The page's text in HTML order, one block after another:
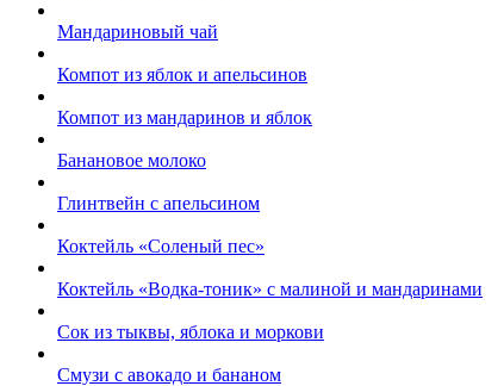
Мандариновый чай
Компот из яблок и апельсинов
Компот из мандаринов и яблок
Банановое молоко
Глинтвейн с апельсином
Коктейль «Соленый пес»
Коктейль «Водка-тоник» с малиной и мандаринами
Сок из тыквы, яблока и моркови
Смузи с авокадо и бананом